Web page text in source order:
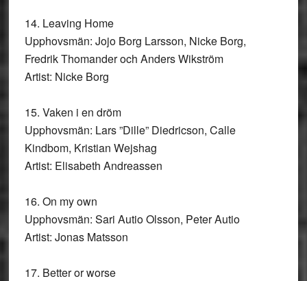
14. Leaving Home
Upphovsmän: Jojo Borg Larsson, Nicke Borg,
Fredrik Thomander och Anders Wikström
Artist: Nicke Borg
15. Vaken i en dröm
Upphovsmän: Lars ”Dille” Diedricson, Calle
Kindbom, Kristian Wejshag
Artist: Elisabeth Andreassen
16. On my own
Upphovsmän: Sari Autio Olsson, Peter Autio
Artist: Jonas Matsson
17. Better or worse